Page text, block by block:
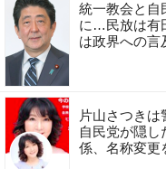
統一教会と自
に…民放は有
は政界への言
片山さつきは
自民党が隠し
係、名称変更